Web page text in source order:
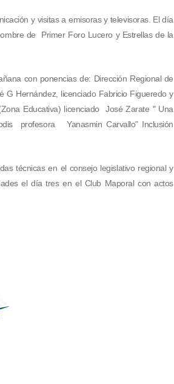
y visitas a emisoras y televisoras. El día
de Primer Foro Lucero y Estrellas de la
con ponencias de: Dirección Regional de
G Hernández, licenciado Fabricio Figueredo y
Educativa) licenciado José Zarate " Una
profesora Yanasmin Carvallo" Inclusión
técnicas en el consejo legislativo regional y
el día tres en el Club Maporal con actos